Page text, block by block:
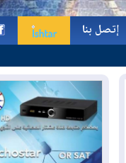
إتصل بنا
h